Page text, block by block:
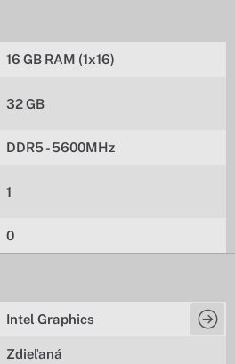
16 GB RAM (1x16)
32 GB
DDR5 - 5600MHz
1
0
Intel Graphics
Zdieľaná